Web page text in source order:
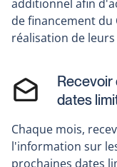
additionnel afin
de financement du
réalisation de
dates
Chaque mois,
l'information sur
prochaines dates